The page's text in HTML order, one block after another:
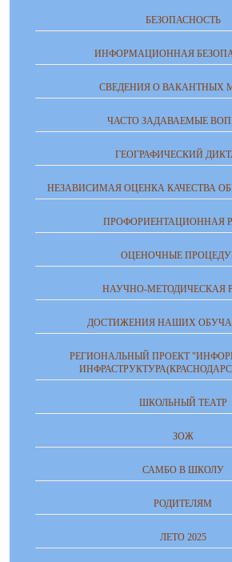
БЕЗОПАСНОСТЬ
ИНФОРМАЦИОННАЯ
СВЕДЕНИЯ О ВАКАНТНЫХ
ЧАСТО ЗАДАВАЕМЫЕ
ГЕОГРАФИЧЕСКИЙ
НЕЗАВИСИМАЯ ОЦЕНКА КАЧЕСТВА
ПРОФОРИЕНТАЦИОННАЯ
ОЦЕНОЧНЫЕ
НАУЧНО-МЕТОДИЧЕСКАЯ
ДОСТИЖЕНИЯ НАШИХ
РЕГИОНАЛЬНЫЙ ПРОЕКТ
ШКОЛЬНЫЙ ТЕАТР
ЗОЖ
САМБО В ШКОЛУ
РОДИТЕЛЯМ
ЛЕТО 2025